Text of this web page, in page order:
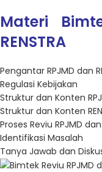
Materi
RENSTRA
Pengantar RPJMD dan
Regulasi Kebijakan
Struktur dan Konten
Struktur dan Konten
Proses Reviu RPJMD dan
Identifikasi Masalah
Tanya Jawab dan